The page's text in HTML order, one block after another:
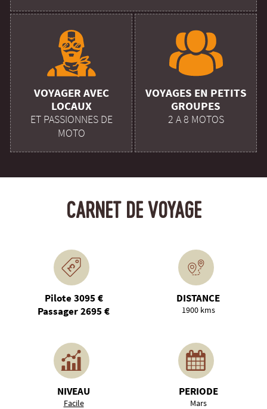
VOYAGER AVEC
LOCAUX
ET PASSIONNES DE
MOTO
VOYAGES EN PETITS
GROUPES
2 A 8 MOTOS
CARNET DE VOYAGE
Pilote 3095 €
Passager 2695 €
DISTANCE
1900 kms
NIVEAU
Facile
PERIODE
Mars